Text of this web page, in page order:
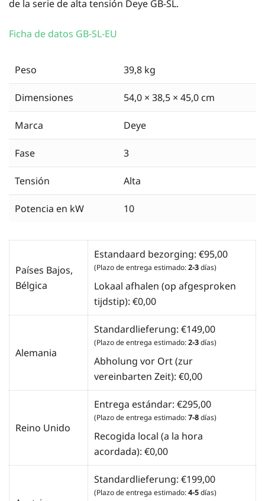
de la serie de alta tensión Deye GB-SL.
Ficha de datos GB-SL-EU
Peso 39,8 kg
Dimensiones 54,0 × 38,5 × 45,0 cm
Marca Deye
Fase 3
Tensión Alta
Potencia en kW 10
Países Bajos,
Bélgica
Estandaard bezorging: €95,00
(Plazo de entrega estimado:2-3días)
Lokaal afhalen (op afgesproken
tijdstip): €0,00
Alemania
Standardlieferung: €149,00
(Plazo de entrega estimado:2-3días)
Abholung vor Ort (zur
vereinbarten Zeit): €0,00
Reino Unido
Entrega estándar: €295,00
(Plazo de entrega estimado:7-8días)
Recogida local (a la hora
acordada): €0,00
Standardlieferung: €199,00
(Plazo de entrega estimado:4-5días)